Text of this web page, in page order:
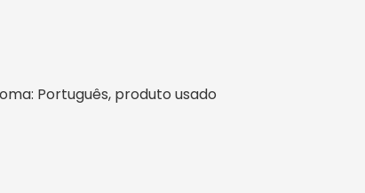
Português, produto usado